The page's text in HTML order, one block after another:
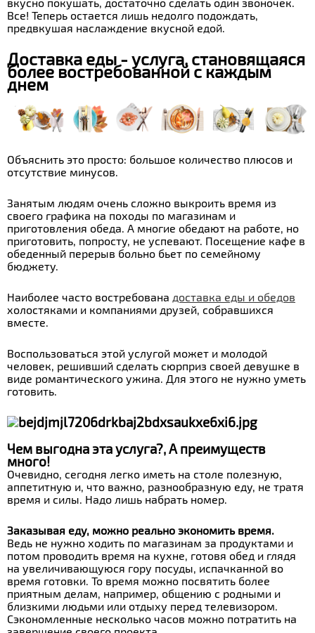
Все! Теперь остается лишь недолго подождать,
предвкушая наслаждение вкусной едой.
Доставка еды - услуга, становящаяся
более востребованной с каждым
днем
Объяснить это просто: большое количество плюсов и
отсутствие минусов.
Занятым людям очень сложно выкроить время из
своего графика на походы по магазинам и
приготовления обеда. А многие обедают на работе, но
приготовить, попросту, не успевают. Посещение кафе в
обеденный перерыв больно бьет по семейному
бюджету.
Наиболее часто востребована доставка еды и обедов
холостяками и компаниями друзей, собравшихся
вместе.
Воспользоваться этой услугой может и молодой
человек, решивший сделать сюрприз своей девушке в
виде романтического ужина. Для этого не нужно уметь
готовить.
Чем выгодна эта услуга?, А преимуществ
много!
Очевидно, сегодня легко иметь на столе полезную,
аппетитную и, что важно, разнообразную еду, не тратя
время и силы. Надо лишь набрать номер.
Заказывая еду, можно реально экономить время.
Ведь не нужно ходить по магазинам за продуктами и
потом проводить время на кухне, готовя обед и глядя
на увеличивающуюся гору посуды, испачканной во
время готовки. То время можно посвятить более
приятным делам, например, общению с родными и
близкими людьми или отдыху перед телевизором.
Сэкономленные несколько часов можно потратить на